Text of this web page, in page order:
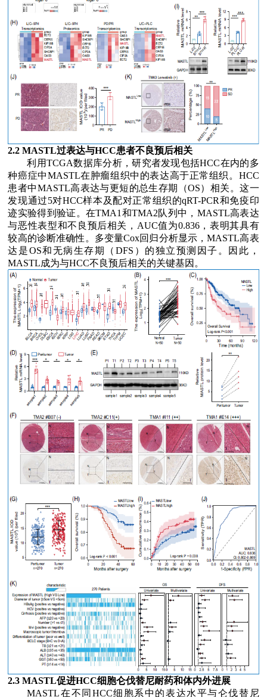
2.2 MASTL过表达与HCC患者不良预后相关
利用TCGA数据库分析，研究者发现包括HCC在内的多
种癌症中MASTL在肿瘤组织中的表达高于正常组织。 HCC
患者中MASTL高表达与更短的总生存期（OS）相关。这一
发现通过5对HCC样本及配对正常组织的qRT-PCR和免疫印
迹实验得到验证。在TMA1 和TMA2队列中， MASTL高表达
与恶性表型和不良预后相关， AUC值为0.836，表明其具有
较高的诊断准确性。多变量Cox回归分析显示，MASTL高表
达是OS和无病生存期（ DFS ）的独立预测因子。因此，
MASTL成为与HCC不良预后相关的关键基因。
2.3 MASTL促进HCC细胞仑伐替尼耐药和体内外进展
MASTL在不同 HCC细胞系中的表达水平与仑伐替尼